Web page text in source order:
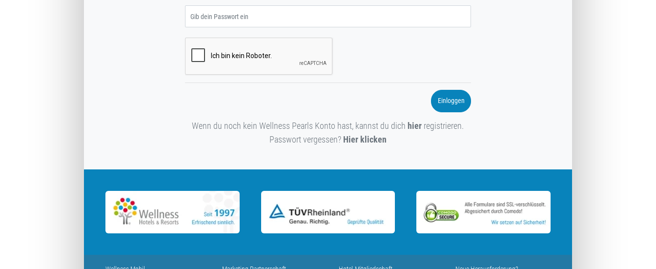
Einloggen
Wenn du noch kein Wellness Pearls Konto hast, kannst du dich hier registrieren.
Passwort vergessen? Hier klicken